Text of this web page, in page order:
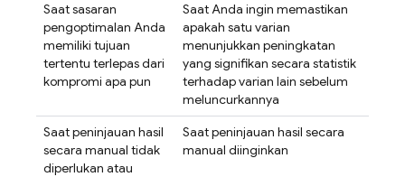
Saat sasaran
pengoptimalan Anda
memiliki tujuan
tertentu terlepas dari
kompromi apa pun
Saat Anda ingin memastikan
apakah satu varian
menunjukkan peningkatan
yang signifikan secara statistik
terhadap varian lain sebelum
meluncurkannya
Saat peninjauan hasil
secara manual tidak
diperlukan atau
Saat peninjauan hasil secara
manual diinginkan